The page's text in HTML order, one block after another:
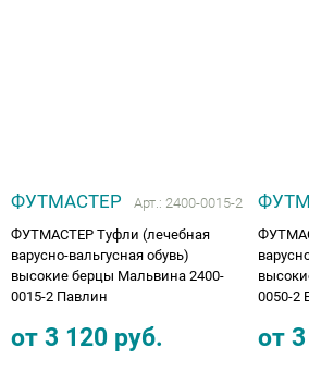
ФУТМАСТЕР Арт.: 2400-0015-2
ФУТМАСТЕР Туфли (лечебная
варусно-вальгусная обувь)
высокие берцы Мальвина 2400-
0015-2 Павлин
от 3 120 руб.
0050-2
от
ОПОРЫ, ВЕРТИКАЛИЗАТОРЫ,
для ЛФК
инвалидов